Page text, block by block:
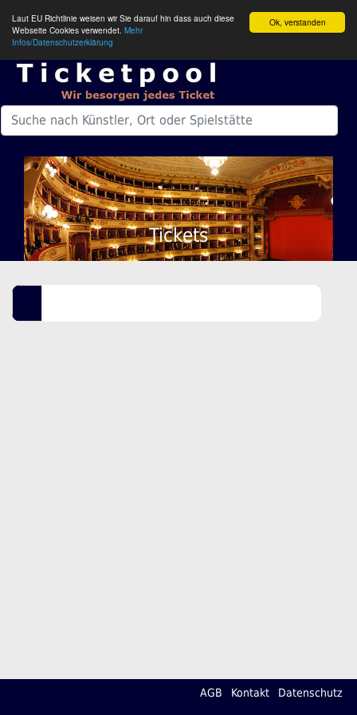
Ok, verstanden
Laut EU Richtlinie weisen wir Sie darauf hin dass auch diese
Webseite Cookies verwendet. Mehr
Infos/Datenschutzerklärung
Tickets
AGB Kontakt Datenschutz